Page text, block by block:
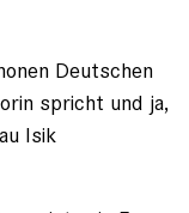
Deutschen
spricht und ja,
Isik